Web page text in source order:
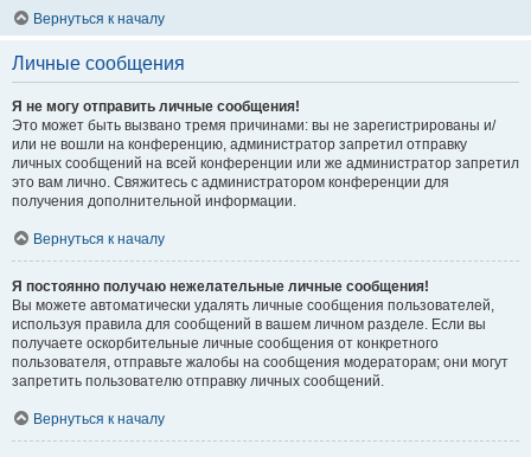
Вернуться к началу
Личные сообщения
Я не могу отправить личные сообщения!
Это может быть вызвано тремя причинами: вы не зарегистрированы и/
или не вошли на конференцию, администратор запретил отправку
личных сообщений на всей конференции или же администратор запретил
это вам лично. Свяжитесь с администратором конференции для
получения дополнительной информации.
Вернуться к началу
Я постоянно получаю нежелательные личные сообщения!
Вы можете автоматически удалять личные сообщения пользователей,
используя правила для сообщений в вашем личном разделе. Если вы
получаете оскорбительные личные сообщения от конкретного
пользователя, отправьте жалобы на сообщения модераторам; они могут
запретить пользователю отправку личных сообщений.
Вернуться к началу